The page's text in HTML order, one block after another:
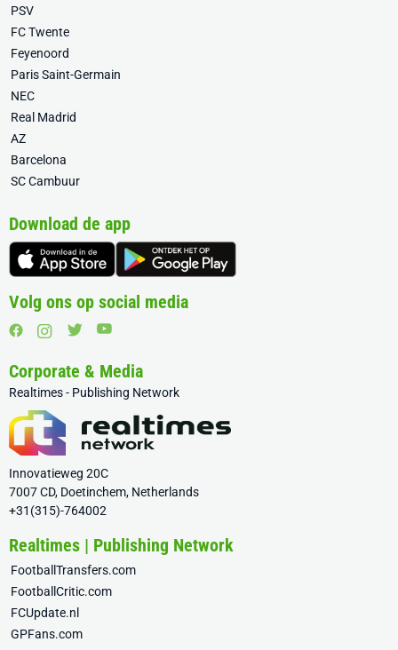
PSV
FC Twente
Feyenoord
Paris Saint-Germain
NEC
Real Madrid
AZ
Barcelona
SC Cambuur
Download de app
Volg ons op social media
Corporate & Media
Realtimes - Publishing Network
Innovatieweg 20C
7007 CD, Doetinchem, Netherlands
+31(315)-764002
Realtimes | Publishing Network
FootballTransfers.com
FootballCritic.com
FCUpdate.nl
GPFans.com